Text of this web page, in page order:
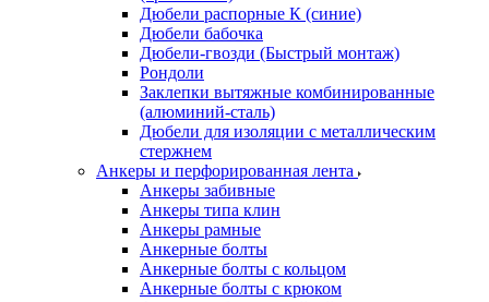
Дюбели распорные К (синие)
Дюбели бабочка
Дюбели-гвозди (Быстрый монтаж)
Рондоли
Заклепки вытяжные комбинированные
(алюминий-сталь)
Дюбели для изоляции с металлическим
стержнем
Анкеры и перфорированная лента
Анкеры забивные
Анкеры типа клин
Анкеры рамные
Анкерные болты
Анкерные болты с кольцом
Анкерные болты с крюком